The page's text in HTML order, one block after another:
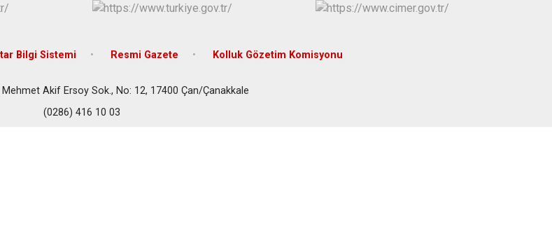
Bilgi Sistemi Resmi Gazete Kolluk Gözetim Komisyonu
Akif Ersoy Sok., No: 12, 17400 Çan/Çanakkale
(0286) 416 10 03